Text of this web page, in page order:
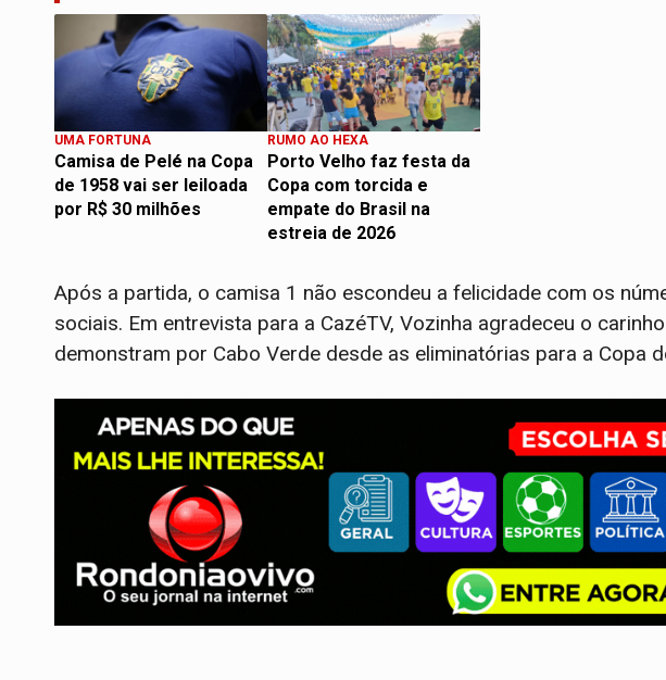
UMA FORTUNA
Camisa de Pelé na Copa
de 1958 vai ser leiloada
por R$ 30 milhões
RUMO AO HEXA
Porto Velho faz festa da
Copa com torcida e
empate do Brasil na
estreia de 2026
Após a partida, o camisa 1 não escondeu a felicidade com os
sociais. Em entrevista para a CazéTV, Vozinha agradeceu o
demonstram por Cabo Verde desde as eliminatórias para a Copa